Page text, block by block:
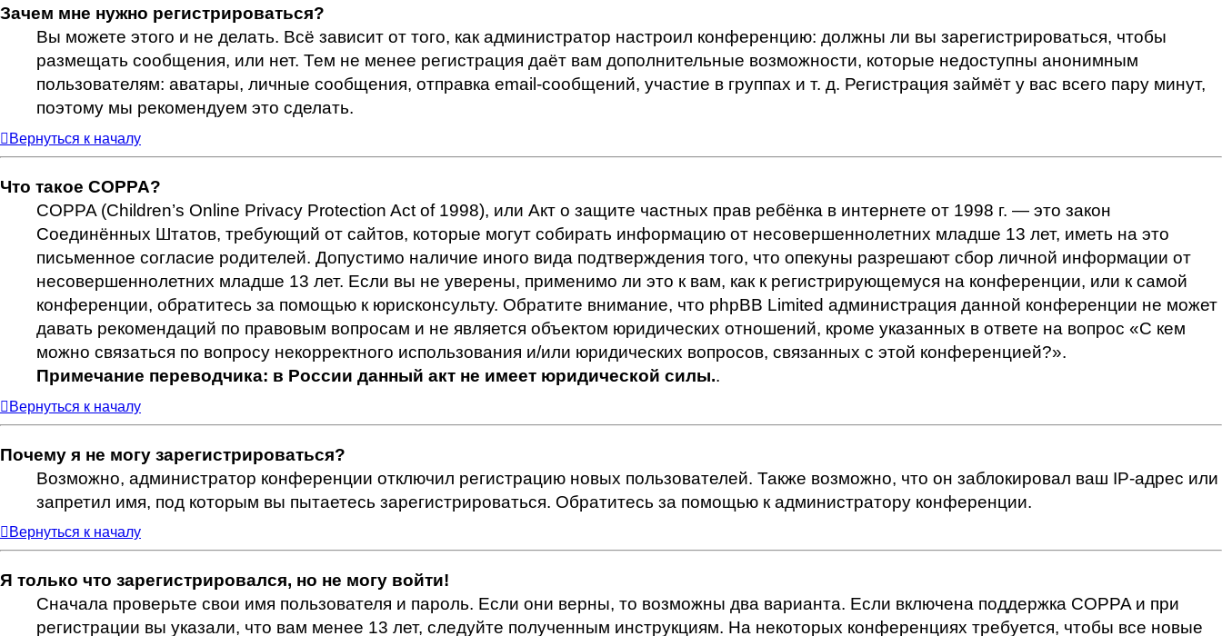
Зачем мне нужно регистрироваться?
Вы можете этого и не делать. Всё зависит от того, как администратор настроил конференцию: должны ли вы зарегистрироваться, чтобы
размещать сообщения, или нет. Тем не менее регистрация даёт вам дополнительные возможности, которые недоступны анонимным
пользователям: аватары, личные сообщения, отправка email-сообщений, участие в группах и т. д. Регистрация займёт у вас всего пару минут,
поэтому мы рекомендуем это сделать.
Вернуться к началу
Что такое COPPA?
COPPA (Children’s Online Privacy Protection Act of 1998), или Акт о защите частных прав ребёнка в интернете от 1998 г. — это закон
Соединённых Штатов, требующий от сайтов, которые могут собирать информацию от несовершеннолетних младше 13 лет, иметь на это
письменное согласие родителей. Допустимо наличие иного вида подтверждения того, что опекуны разрешают сбор личной информации от
несовершеннолетних младше 13 лет. Если вы не уверены, применимо ли это к вам, как к регистрирующемуся на конференции, или к самой
конференции, обратитесь за помощью к юрисконсульту. Обратите внимание, что phpBB Limited администрация данной конференции не может
давать рекомендаций по правовым вопросам и не является объектом юридических отношений, кроме указанных в ответе на вопрос «С кем
можно связаться по вопросу некорректного использования и/или юридических вопросов, связанных с этой конференцией?».
Примечание переводчика: в России данный акт не имеет юридической силы..
Вернуться к началу
Почему я не могу зарегистрироваться?
Возможно, администратор конференции отключил регистрацию новых пользователей. Также возможно, что он заблокировал ваш IP-адрес или
запретил имя, под которым вы пытаетесь зарегистрироваться. Обратитесь за помощью к администратору конференции.
Вернуться к началу
Я только что зарегистрировался, но не могу войти!
Сначала проверьте свои имя пользователя и пароль. Если они верны, то возможны два варианта. Если включена поддержка COPPA и при
регистрации вы указали, что вам менее 13 лет, следуйте полученным инструкциям. На некоторых конференциях требуется, чтобы все новые